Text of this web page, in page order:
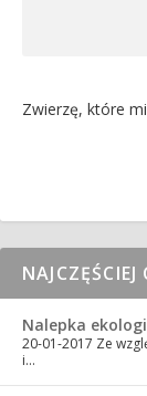
Zwierzę, które
Nalepka
20-01-2017 Ze
i…